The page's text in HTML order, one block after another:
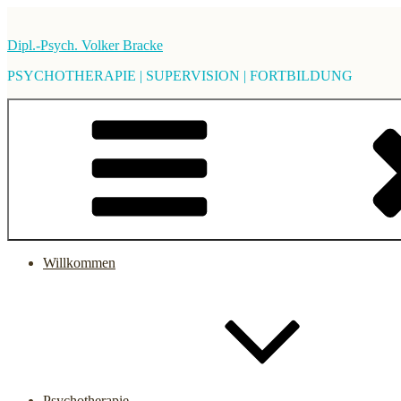
springen
Dipl.-Psych. Volker Bracke
PSYCHOTHERAPIE | SUPERVISION | FORTBILDUNG
Willkommen